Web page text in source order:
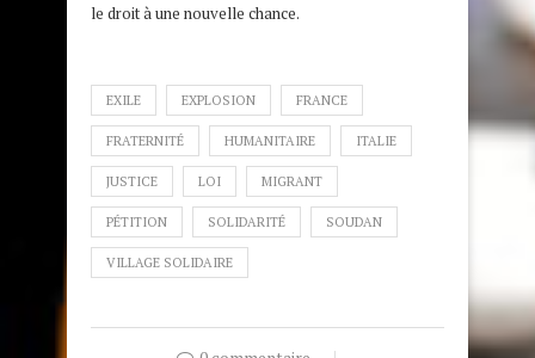
le droit à une nouvelle chance.
EXILE EXPLOSION FRANCE
FRATERNITÉ HUMANITAIRE ITALIE
JUSTICE LOI MIGRANT
PÉTITION SOLIDARITÉ SOUDAN
VILLAGE SOLIDAIRE